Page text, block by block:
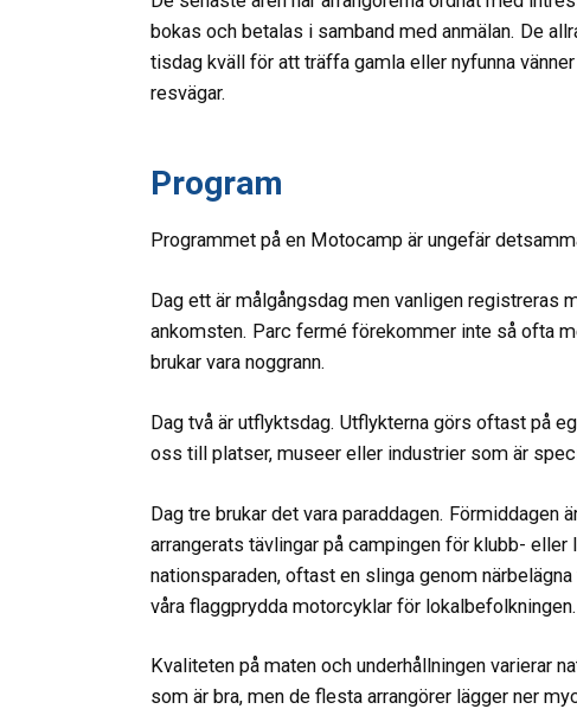
bokas och betalas i samband med anmälan. De
tisdag kväll för att träffa gamla eller nyfunna
resvägar.
Program
Programmet på en Motocamp är ungefär
Dag ett är målgångsdag men vanligen registreras
ankomsten. Parc fermé förekommer inte så ofta
brukar vara noggrann.
Dag två är utflyktsdag. Utflykterna görs oftast på
oss till platser, museer eller industrier som är
Dag tre brukar det vara paraddagen. Förmiddagen
arrangerats tävlingar på campingen för klubb-
nationsparaden, oftast en slinga genom
våra flaggprydda motorcyklar för
Kvaliteten på maten och underhållningen varierar
som är bra, men de flesta arrangörer lägger ner